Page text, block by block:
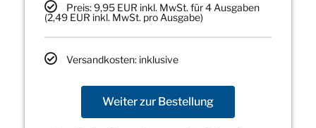
Preis: 9,95 EUR inkl. MwSt. für 4 Ausgaben
(2,49 EUR inkl. MwSt. pro Ausgabe)
Versandkosten: inklusive
Weiter zur Bestellung